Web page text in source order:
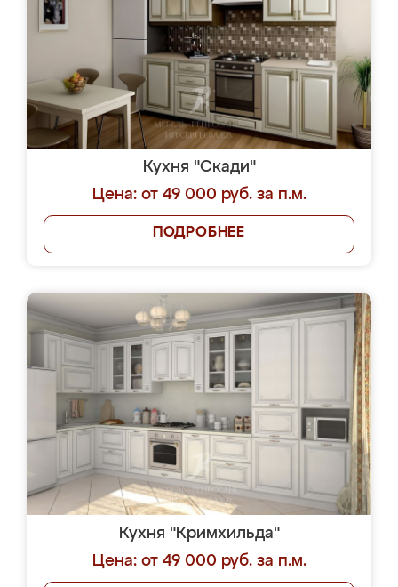
Кухня "Скади"
Цена: от 49 000 руб. за п.м.
ПОДРОБНЕЕ
Кухня "Кримхильда"
Цена: от 49 000 руб. за п.м.